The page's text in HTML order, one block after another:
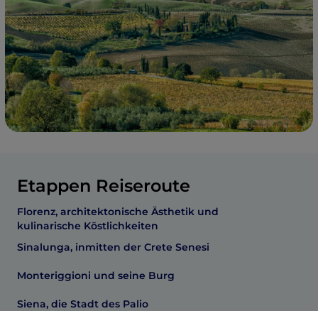
Etappen Reiseroute
Florenz, architektonische Ästhetik und
kulinarische Köstlichkeiten
Sinalunga, inmitten der Crete Senesi
Monteriggioni und seine Burg
Siena, die Stadt des Palio